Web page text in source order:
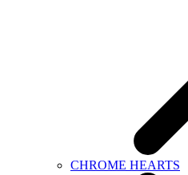
CHROME HEARTS